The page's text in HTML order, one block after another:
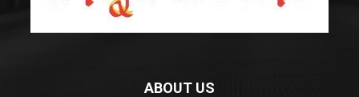
ABOUT US